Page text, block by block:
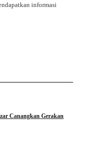
informasi
Canangkan Gerakan